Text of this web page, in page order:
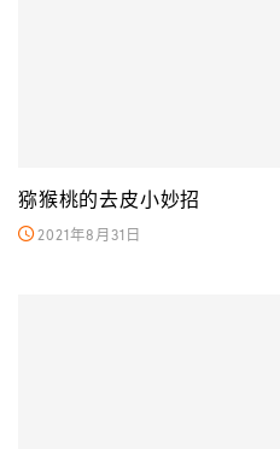
猕猴桃的去皮小妙招
2021年8月31日